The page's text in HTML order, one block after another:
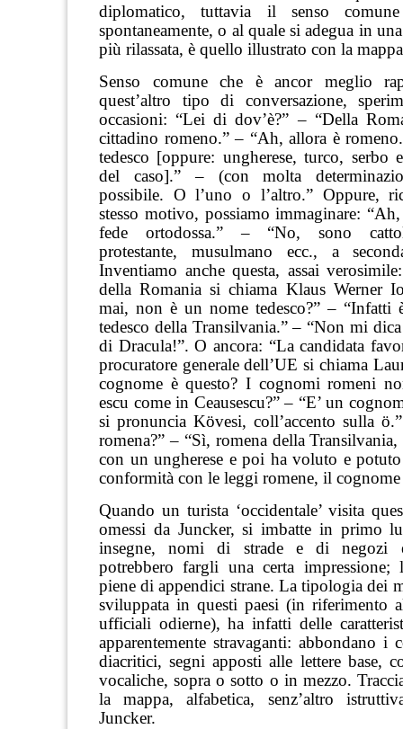
diplomatico, tuttavia il senso
spontaneamente, o al quale si adegua in
più rilassata, è quello illustrato con la
Senso comune che è ancor meglio
quest’altro tipo di conversazione,
occasioni: “Lei di dov’è?” – “Della
cittadino romeno.” – “Ah, allora è
tedesco [oppure: ungherese, turco, serbo
del caso].” – (con molta
possibile. O l’uno o l’altro.” Oppure,
stesso motivo, possiamo immaginare:
fede ortodossa.” – “No, sono
protestante, musulmano ecc., a
Inventiamo anche questa, assai
della Romania si chiama Klaus Werner
mai, non è un nome tedesco?” – “Infatti
tedesco della Transilvania.” – “Non mi
di Dracula!”. O ancora: “La candidata
procuratore generale dell’UE si chiama
cognome è questo? I cognomi romeni
escu come in Ceausescu?” – “E’ un
si pronuncia Kövesi, coll’accento sulla
romena?” – “Sì, romena della Transilvania,
con un ungherese e poi ha voluto e
conformità con le leggi romene, il
Quando un turista ‘occidentale’ visita
omessi da Juncker, si imbatte in primo
insegne, nomi di strade e di negozi
potrebbero fargli una certa impressione;
piene di appendici strane. La tipologia dei
sviluppata in questi paesi (in riferimento
ufficiali odierne), ha infatti delle
apparentemente stravaganti: abbondano i
diacritici, segni apposti alle lettere base,
vocaliche, sopra o sotto o in mezzo.
la mappa, alfabetica, senz’altro
Juncker.